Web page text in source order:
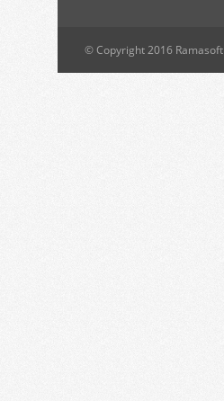
© Copyright 2016 Ramasoft